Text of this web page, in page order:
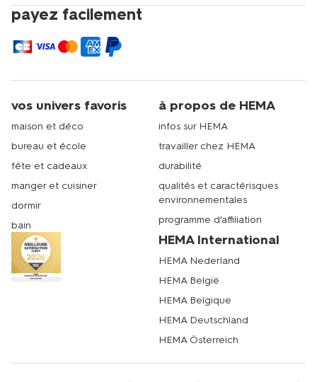
payez facilement
vos univers favoris
maison et déco
bureau et école
fête et cadeaux
manger et cuisiner
dormir
bain
à propos de HEMA
infos sur HEMA
travailler chez HEMA
durabilité
qualités et caractérisques
environnementales
programme d'affiliation
HEMA International
HEMA Nederland
HEMA België
HEMA Belgique
HEMA Deutschland
HEMA Österreich